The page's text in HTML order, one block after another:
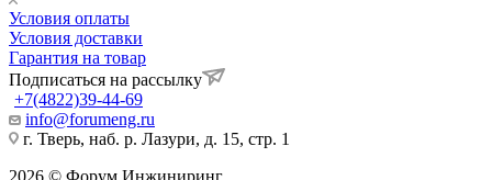
Условия оплаты
Условия доставки
Гарантия на товар
Подписаться на рассылку
+7(4822)39-44-69
info@forumeng.ru
г. Тверь, наб. р. Лазури, д. 15, стр. 1
2026 © Форум Инжиниринг